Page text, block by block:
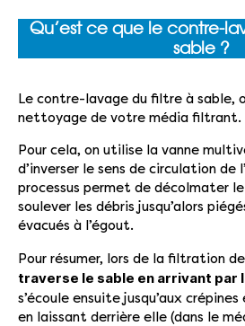
Qu’est ce que le contre-
sable ?
Le contre-lavage du filtre à sable,
nettoyage de votre média filtrant.
Pour cela, on utilise la vanne
d’inverser le sens de circulation de
processus permet de décolmater
soulever les débris jusqu’alors
évacués à l’égout.
Pour résumer, lors de la filtration
traverse le sable en arrivant par
s’écoule ensuite jusqu’aux crépines
en laissant derrière elle (dans le